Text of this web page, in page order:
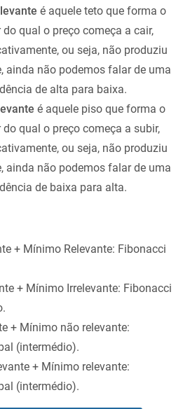
é aquele teto que forma o
qual o preço começa a cair,
ou seja, não produziu
ainda não podemos falar de uma
de alta para baixa.
é aquele piso que forma o
qual o preço começa a subir,
ou seja, não produziu
ainda não podemos falar de uma
de baixa para alta.
+ Mínimo Relevante: Fibonacci
+ Mínimo Irrelevante: Fibonacci
+ Mínimo não relevante:
(intermédio).
+ Mínimo relevante:
(intermédio).